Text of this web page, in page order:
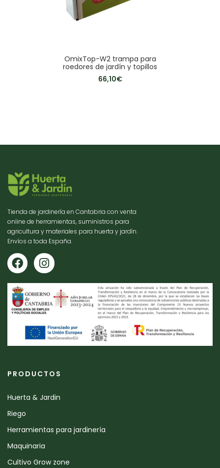
OmixTop-W2 trampa para
roedores de jardín y topillos
66,10€
Tienda de jardinería en Cantabria con venta
online de herramientas, suministros para
agricultura y materiales para huerta y jardín.
Envíos a toda España.
PRODUCTOS
Huerta & Jardin
Riego
Herramientas para jardinería
Maquinaria
Cultivo Grow zone